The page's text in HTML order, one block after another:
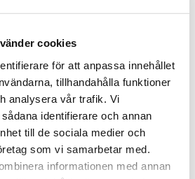
cookies
för att anpassa innehållet
tillhandahålla funktioner
analysera vår trafik. Vi
identifierare och annan
till de sociala medier och
som vi samarbetar med.
informationen med annan
i Uppsala AB
konsulter